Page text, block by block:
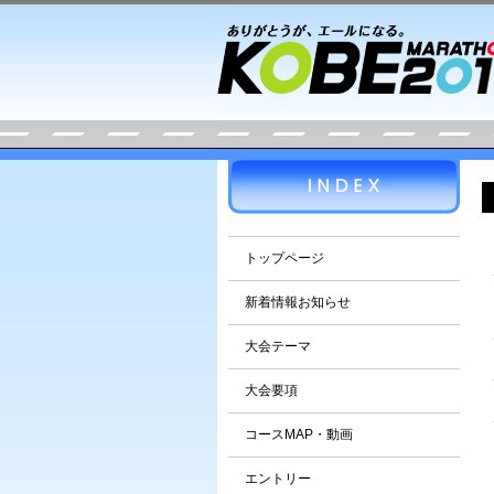
トップページ
新着情報お知らせ
大会テーマ
大会要項
コースMAP・動画
エントリー